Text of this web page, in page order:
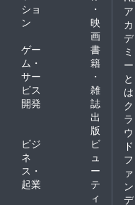
ショ
ン
・
映
画
ゲー
ム・
サー
ビス
開発
書
籍
・
雑
誌
出
版
ビジ
ネ
ス・
起業
ビ
ュ
ー
テ
ィ
ア
カ
デ
ミ
ー
と
は
ク
ラ
ウ
ド
フ
ァ
ン
デ